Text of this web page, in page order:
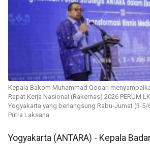
Kepala Bakom Muhammad Qodari
Rapat Kerja Nasional (Rakernas) 2026 PERUM
Yogyakarta yang berlangsung Rabu-Jumat (3-5/
Putra Laksana
Yogyakarta (ANTARA) - Kepala